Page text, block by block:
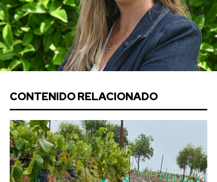
CONTENIDO RELACIONADO